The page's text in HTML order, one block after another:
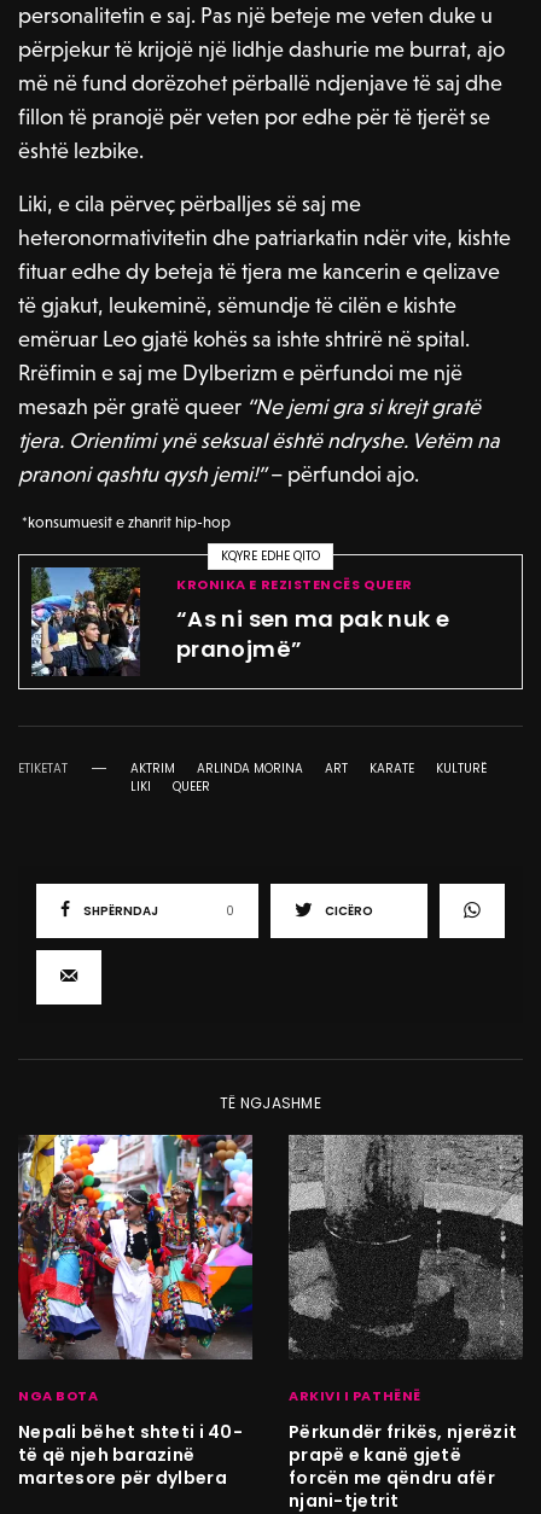
personalitetin e saj. Pas një beteje me veten duke u
përpjekur të krijojë një lidhje dashurie me burrat, ajo
më në fund dorëzohet përballë ndjenjave të saj dhe
fillon të pranojë për veten por edhe për të tjerët se
është lezbike.
Liki, e cila përveç përballjes së saj me
heteronormativitetin dhe patriarkatin ndër vite, kishte
fituar edhe dy beteja të tjera me kancerin e qelizave
të gjakut, leukeminë, sëmundje të cilën e kishte
emëruar Leo gjatë kohës sa ishte shtrirë në spital.
Rrëfimin e saj me Dylberizm e përfundoi me një
mesazh për gratë queer “Ne jemi gra si krejt gratë
tjera. Orientimi ynë seksual është ndryshe. Vetëm na
pranoni qashtu qysh jemi!”– përfundoi ajo.
*konsumuesit e zhanrit hip-hop
KQYRE EDHE QITO
KRONIKA E REZISTENCËS QUEER
“As ni sen ma pak nuk e
pranojmë”
ETIKETAT AKTRIM ARLINDA MORINA ART KARATE
KULTURË
LIKI
QUEER
SHPËRNDAJ 0 CICËRO
TË NGJASHME
NGA BOTA
Nepali bëhet shteti i 40-
të që njeh barazinë
martesore për dylbera
ARKIVI I PATHËNË
Përkundër frikës, njerëzit
prapë e kanë gjetë
forcën me qëndru afër
njani-tjetrit